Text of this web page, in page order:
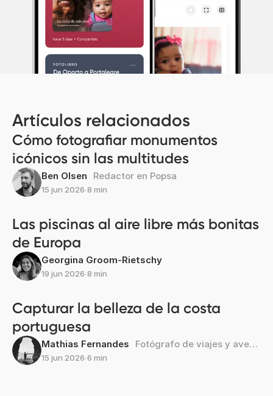
Artículos relacionados
Cómo fotografiar monumentos
icónicos sin las multitudes
Ben Olsen Redactor en Popsa
15 jun 2026∙8 min
Las piscinas al aire libre más bonitas
de Europa
Georgina Groom-Rietschy
19 jun 2026∙8 min
Capturar la belleza de la costa
portuguesa
Mathias Fernandes Fotógrafo de viajes y aventura
15 jun 2026∙6 min